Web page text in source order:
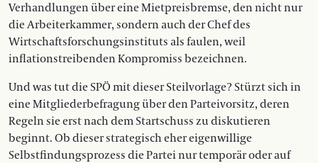
Verhandlungen über eine Mietpreisbremse, den nicht nur
die Arbeiterkammer, sondern auch der Chef des
Wirtschaftsforschungsinstituts als faulen, weil
inflationstreibenden Kompromiss bezeichnen.
Und was tut die SPÖ mit dieser Steilvorlage? Stürzt sich in
eine Mitgliederbefragung über den Parteivorsitz, deren
Regeln sie erst nach dem Startschuss zu diskutieren
beginnt. Ob dieser strategisch eher eigenwillige
Selbstfindungsprozess die Partei nur temporär oder auf